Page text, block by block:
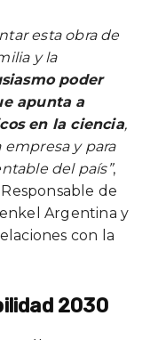
esta obra de
y la
poder
apunta a
en la ciencia,
y para
del país”,
de
Argentina y
con la
2030